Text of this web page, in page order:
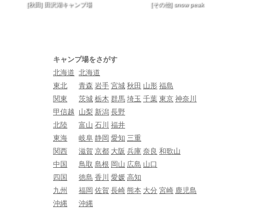
[秋田] 田沢湖キャンプ場 [その他] snow peak
キャンプ場をさがす
北海道 北海道
東北
青森 岩手 宮城 秋田 山形 福島
関東
茨城 栃木 群馬 埼玉 千葉 東京 神奈川
甲信越
山梨 新潟 長野
北陸
富山 石川 福井
東海
岐阜 静岡 愛知 三重
関西
滋賀 京都 大阪 兵庫 奈良 和歌山
中国
鳥取 島根 岡山 広島 山口
四国
徳島 香川 愛媛 高知
九州
福岡 佐賀 長崎 熊本 大分 宮崎 鹿児島
沖縄
沖縄